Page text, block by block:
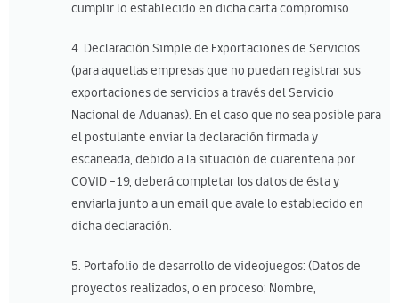
cumplir lo establecido en dicha carta compromiso.
4. Declaración Simple de Exportaciones de Servicios
(para aquellas empresas que no puedan registrar sus
exportaciones de servicios a través del Servicio
Nacional de Aduanas). En el caso que no sea posible para
el postulante enviar la declaración firmada y
escaneada, debido a la situación de cuarentena por
COVID -19, deberá completar los datos de ésta y
enviarla junto a un email que avale lo establecido en
dicha declaración.
5. Portafolio de desarrollo de videojuegos: (Datos de
proyectos realizados, o en proceso: Nombre,